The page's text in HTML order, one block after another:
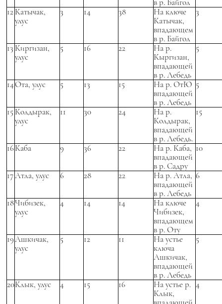
в р. Байгол
12 Катычак,
улус
3 14 38
На ключе
Катычак,
впадающем
в р. Байгол
3
13 Киргизан,
улус
5 16 22
На р.
Кыргизан,
впадающей
в р. Лебедь
5
14Ота, улус 5 13 15
На р. ОтЮ
впадающей
в р. Лебедь
5
15 Колдырак,
улус
11 30 24
На р.
Колдырак,
впадающей
в р. Лебедь.
15
16Каба 9 36 22
На р. Каба,
впадающей
в р. Садру
10
17Атла, улус 6 28 22
На р. Атла,
впадающей
в р. Лебедь
6
18Чибизек,
улус
4 14 14
На ключе
Чибизек,
впадающем
в р. Оту
4
19Ашкичак,
улус
5 12 11
На устье
ключа
Ашкичак,
впадающей
в р. Лебедь
5
20Клык, улус 4 15 16
На устье р.
Клык,
4